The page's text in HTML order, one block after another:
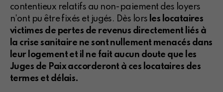
contentieux relatifs au non-paiement des loyers
n'ont pu être fixés et jugés. Dès lors les locataires
victimes de pertes de revenus directement liés à
la crise sanitaire ne sont nullement menacés dans
leur logement et il ne fait aucun doute que les
Juges de Paix accorderont à ces locataires des
termes et délais.